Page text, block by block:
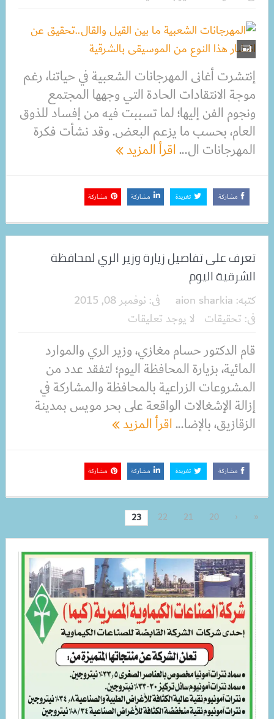
إنتشرت أغانى المهرجانات الشعبية في حياتنا، رغم
موجة الانتقادات الحادة التي وجهها المجتمع
ونجوم الفن إليها؛ لما تسببت فيه من إفساد للذوق
العام، بحسب ما يزعم البعض. وقد نشأت فكرة
المهرجانات ال...اقرأ المزيد
مشاركة تغريدة مشاركة مشاركة
تعرف على تفاصيل زيارة وزير الري لمحافظة
الشرقية اليوم
كتبه: aion sharkia فى: نوفمبر 08, 2015
فى: تحقيقات لا يوجد تعليقات
قام الدكتور حسام مغازي، وزير الري والموارد
المائية، بزيارة المحافظة اليوم؛ لتفقد عدد من
المشروعات الزراعية بالمحافظة والمشاركة في
إزالة الإشغالات الواقعة على بحر مويس بمدينة
الزقازيق، بالإضا...اقرأ المزيد
مشاركة تغريدة مشاركة مشاركة
«
‹
20
21
22
23